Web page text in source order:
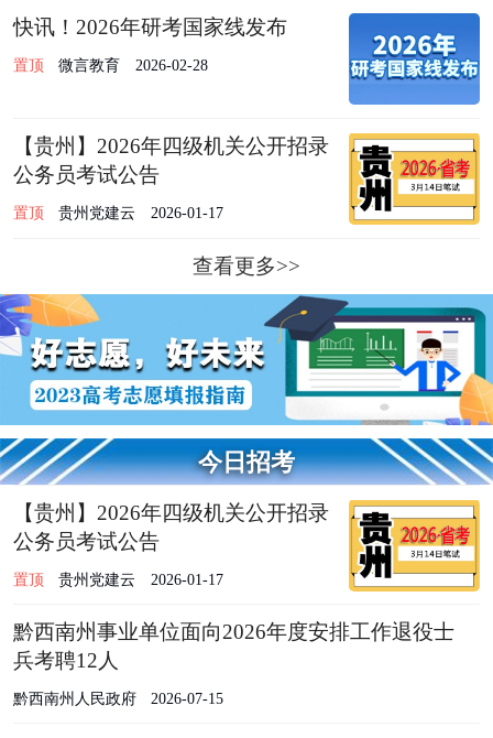
快讯！2026年研考国家线发布
置顶 微言教育 2026-02-28
【贵州】2026年四级机关公开招录
公务员考试公告
置顶 贵州党建云 2026-01-17
查看更多>>
今日招考
【贵州】2026年四级机关公开招录
公务员考试公告
置顶 贵州党建云 2026-01-17
黔西南州事业单位面向2026年度安排工作退役士
兵考聘12人
黔西南州人民政府 2026-07-15